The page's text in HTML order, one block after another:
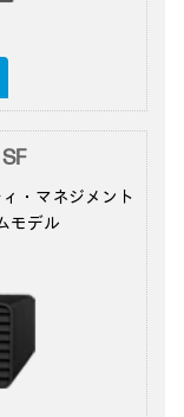
・マネジメント
モデル